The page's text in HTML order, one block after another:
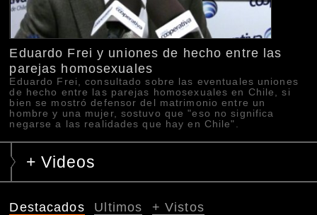
Eduardo Frei y uniones de hecho entre las
parejas homosexuales
Eduardo Frei, consultado sobre las eventuales uniones
de hecho entre las parejas homosexuales en Chile, si
bien se mostró defensor del matrimonio entre un
hombre y una mujer, sostuvo que "eso no significa
negarse a las realidades que hay en Chile".
+ Videos
Destacados Ultimos + Vistos